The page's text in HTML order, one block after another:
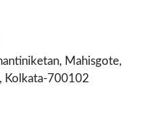
Mahisgote,
Kolkata-700102